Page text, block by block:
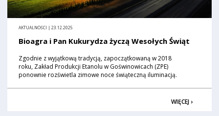
AKTUALNOŚCI | 23.12.2025
Bioagra i Pan Kukurydza życzą Wesołych Świąt
Zgodnie z wyjątkową tradycją, zapoczątkowaną w 2018
roku, Zakład Produkcji Etanolu w Goświnowicach (ZPE)
ponownie rozświetla zimowe noce świąteczną iluminacją.
WIĘCEJ ›